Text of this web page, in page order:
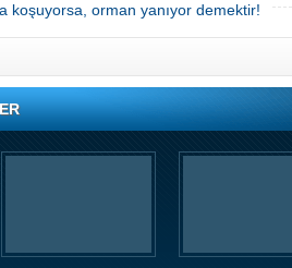
koşuyorsa, orman yanıyor demektir!